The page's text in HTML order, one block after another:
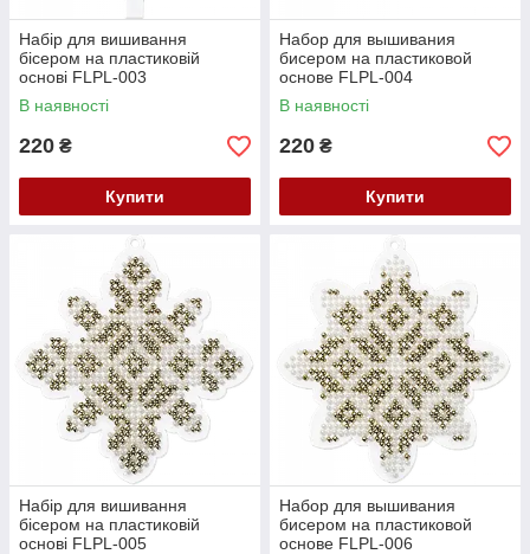
Набір для вишивання
бісером на пластиковій
основі FLPL-003
В наявності
220 ₴
Купити
Набор для вышивания
бисером на пластиковой
основе FLPL-004
В наявності
220 ₴
Купити
Набір для вишивання
бісером на пластиковій
основі FLPL-005
Набор для вышивания
бисером на пластиковой
основе FLPL-006